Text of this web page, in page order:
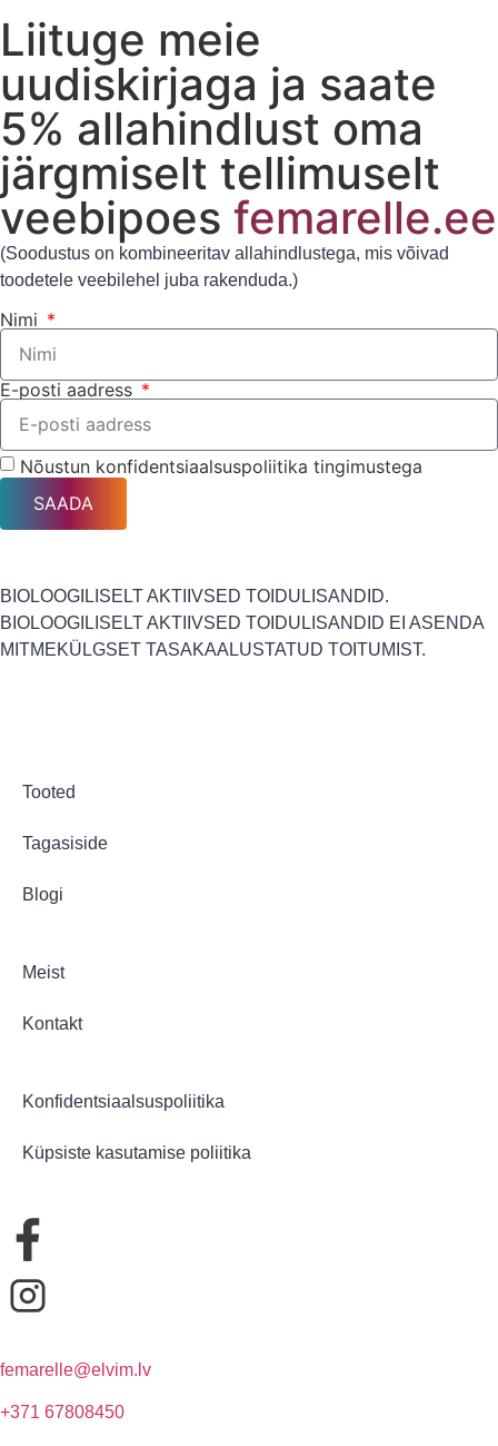
Liituge meie
uudiskirjaga ja saate
5% allahindlust oma
järgmiselt tellimuselt
veebipoes femarelle.ee
(Soodustus on kombineeritav allahindlustega, mis võivad
toodetele veebilehel juba rakenduda.)
Nimi
E-posti aadress
Nõustun konfidentsiaalsuspoliitika tingimustega
SAADA
BIOLOOGILISELT AKTIIVSED TOIDULISANDID.
BIOLOOGILISELT AKTIIVSED TOIDULISANDID EI ASENDA
MITMEKÜLGSET TASAKAALUSTATUD TOITUMIST.
Tooted
Tagasiside
Blogi
Meist
Kontakt
Konfidentsiaalsuspoliitika
Küpsiste kasutamise poliitika
femarelle@elvim.lv
+371 67808450